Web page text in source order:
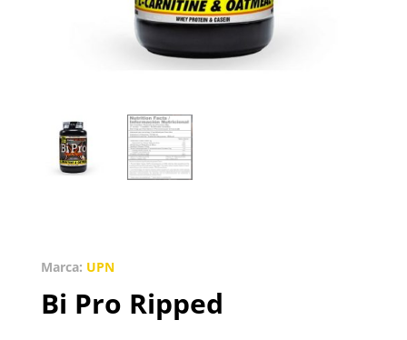
Marca: UPN
Bi Pro Ripped